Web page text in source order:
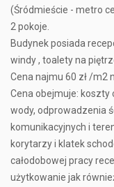
(Śródmieście - metro
2 pokoje.
Budynek posiada
windy , toalety na
Cena najmu 60 zł /m2
Cena obejmuje: koszty
wody, odprowadzenia
komunikacyjnych i
korytarzy i klatek
całodobowej pracy
użytkowanie jak